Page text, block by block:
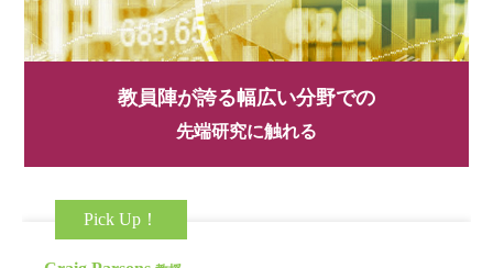
教員陣が誇る幅広い分野での
先端研究に触れる
Pick Up！